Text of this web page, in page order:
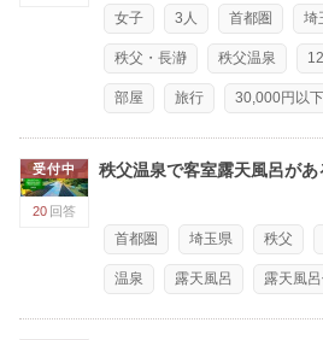
女子 3人 首都圏 埼
秩父・長瀞 秩父温泉
部屋 旅行 30,000円以下
受付中
20 回答
秩父温泉で客室露天風呂があ
首都圏 埼玉県 秩父
温泉 露天風呂 露天風